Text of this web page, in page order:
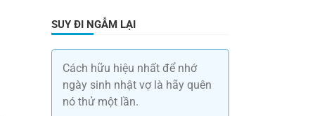
SUY ĐI NGẪM LẠI
Cách hữu hiệu nhất để nhớ
ngày sinh nhật vợ là hãy quên
nó thử một lần.